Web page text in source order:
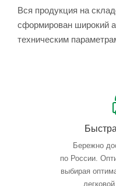
Вся продукция на
сформирован широкий
техническим
Бережно
по России.
выбирая